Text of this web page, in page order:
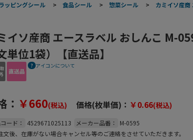
ッピングシール > 食品シール > 惣菜シール > カミイソ産
イソ産商 エースラベル おしんこ M-
単位1袋）【直送品】
アイコンについて
： ￥660(税込) 価格(枚単価)： ￥0.66(税込)
ード： 4529671025113 メーカー品番：
M-0595
文後、在庫がない場合キャンセル等のご連絡をさせていただきます。